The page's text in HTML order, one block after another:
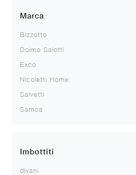
Marca
Bizzotto
Doimo Salotti
Excò
Nicoletti Home
Salvetti
Samoa
Imbottiti
divani